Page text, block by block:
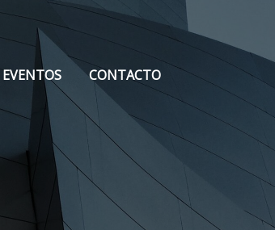
EVENTOS CONTACTO